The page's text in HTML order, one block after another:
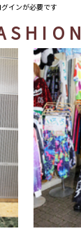
グインが必要です